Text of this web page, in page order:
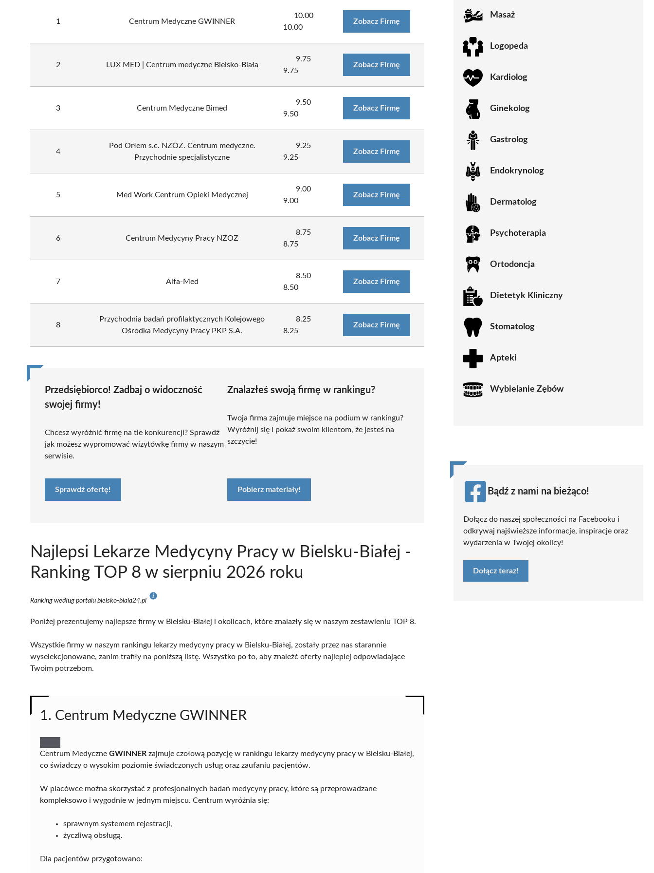
1 Centrum Medyczne GWINNER
10.00
10.00
Zobacz Firmę
2 LUX MED | Centrum medyczne Bielsko-Biała
9.75
9.75
Zobacz Firmę
3 Centrum Medyczne Bimed
9.50
9.50
Zobacz Firmę
4
Pod Orłem s.c. NZOZ. Centrum medyczne.
Przychodnie specjalistyczne
9.25
9.25
Zobacz Firmę
5 Med Work Centrum Opieki Medycznej
9.00
9.00
Zobacz Firmę
6 Centrum Medycyny Pracy NZOZ
8.75
8.75
Zobacz Firmę
7 Alfa-Med
8.50
8.50
Zobacz Firmę
8
Przychodnia badań profilaktycznych Kolejowego
Ośrodka Medycyny Pracy PKP S.A.
8.25
8.25
Zobacz Firmę
Przedsiębiorco! Zadbaj o widoczność
swojej firmy!
Chcesz wyróżnić firmę na tle konkurencji? Sprawdź
jak możesz wypromować wizytówkę firmy w naszym
serwisie.
Sprawdź ofertę!
Znalazłeś swoją firmę w rankingu?
Twoja firma zajmuje miejsce na podium w rankingu?
Wyróżnij się i pokaż swoim klientom, że jesteś na
szczycie!
Pobierz materiały!
Najlepsi Lekarze Medycyny Pracy w Bielsku-Białej -
Ranking TOP 8 w sierpniu 2026 roku
Ranking według portalu bielsko-biala24.pl
Poniżej prezentujemy najlepsze firmy w Bielsku-Białej i okolicach, które znalazły się w naszym zestawieniu TOP 8.
Wszystkie firmy w naszym rankingu lekarzy medycyny pracy w Bielsku-Białej, zostały przez nas starannie
wyselekcjonowane, zanim trafiły na poniższą listę. Wszystko po to, aby znaleźć oferty najlepiej odpowiadające
Twoim potrzebom.
1. Centrum Medyczne GWINNER
Centrum Medyczne GWINNER zajmuje czołową pozycję w rankingu lekarzy medycyny pracy w Bielsku-Białej,
co świadczy o wysokim poziomie świadczonych usług oraz zaufaniu pacjentów.
W placówce można skorzystać z profesjonalnych badań medycyny pracy, które są przeprowadzane
kompleksowo i wygodnie w jednym miejscu. Centrum wyróżnia się:
sprawnym systemem rejestracji,
życzliwą obsługą.
Dla pacjentów przygotowano:
Masaż
Logopeda
Kardiolog
Ginekolog
Gastrolog
Endokrynolog
Dermatolog
Psychoterapia
Ortodoncja
Dietetyk Kliniczny
Stomatolog
Apteki
Wybielanie Zębów
Bądź z nami na bieżąco!
Dołącz do naszej społeczności na Facebooku i
odkrywaj najświeższe informacje, inspiracje oraz
wydarzenia w Twojej okolicy!
Dołącz teraz!